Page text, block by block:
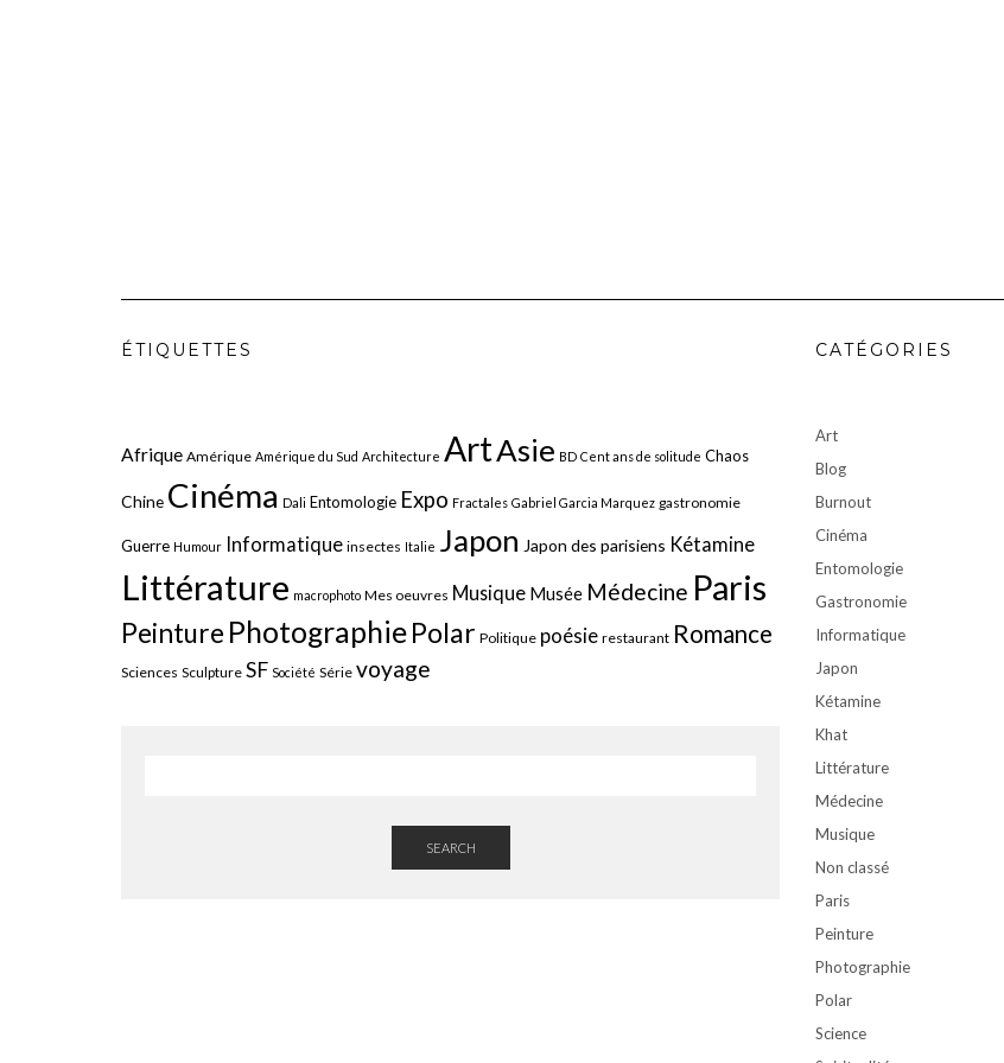
ÉTIQUETTES
Afrique Amérique Amérique du Sud Architecture ArtAsie BD Cent ans de solitude Chaos
Chine Cinéma Dali Entomologie Expo Fractales Gabriel Garcia Marquez gastronomie
Guerre Humour Informatique insectes Italie Japon Japon des parisiens Kétamine
Littérature macrophoto Mes oeuvres Musique Musée Médecine Paris
Peinture PhotographiePolar Politique poésie restaurant Romance
Sciences Sculpture SF Société Série voyage
SEARCH
CATÉGORIES
Art
Blog
Burnout
Cinéma
Entomologie
Gastronomie
Informatique
Japon
Kétamine
Khat
Littérature
Médecine
Musique
Non classé
Paris
Peinture
Photographie
Polar
Science